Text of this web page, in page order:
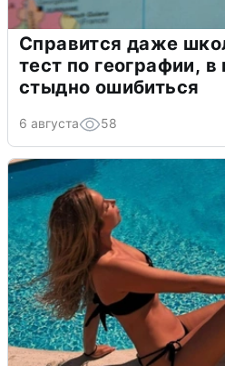
Справится даже
тест по географии,
стыдно ошибиться
6 августа 58